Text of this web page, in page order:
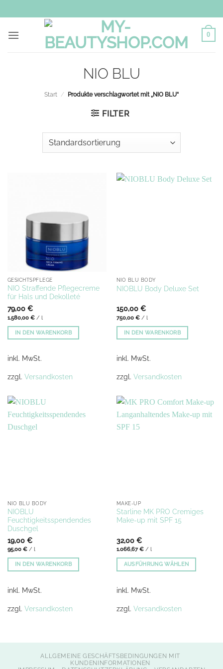
Inhalt
springen
0
NIO BLU
Start / Produkte verschlagwortet mit „NIO BLU“
FILTER
GESICHTSPFLEGE
NIO Straffende Pflegecreme
für Hals und Dekolleté
79,00 €
1.580,00 €/ l
IN DEN WARENKORB
inkl. MwSt.
zzgl. Versandkosten
NIO BLU BODY
NIOBLU Body Deluxe Set
150,00 €
750,00 €/ l
IN DEN WARENKORB
inkl. MwSt.
zzgl. Versandkosten
NIO BLU BODY
NIOBLU
Feuchtigkeitsspendendes
Duschgel
19,00 €
95,00 €/ l
IN DEN WARENKORB
inkl. MwSt.
zzgl. Versandkosten
MAKE-UP
Starline MK PRO Cremiges
Make-up mit SPF 15
32,00 €
1.066,67€/ l
AUSFÜHRUNG WÄHLEN
Produkt
mehrere
können
inkl. MwSt.
zzgl. Versandkosten
ALLGEMEINE GESCHÄFTSBEDINGUNGEN MIT
KUNDENINFORMATIONEN